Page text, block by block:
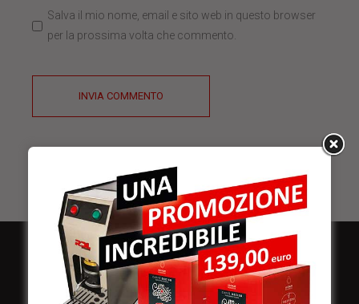
Salva il mio nome, email e sito web in questo browser
per la prossima volta che commento.
INVIA COMMENTO